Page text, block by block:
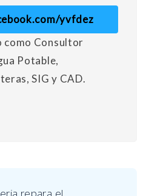
yvfdez
como Consultor
Potable,
SIG y CAD.